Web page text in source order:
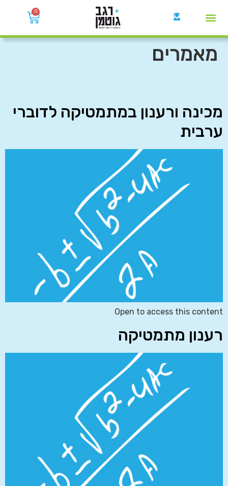
0
מאמרים
מכינה ורענון במתמטיקה לדוברי
ערבית
Open to access this content
רענון מתמטיקה